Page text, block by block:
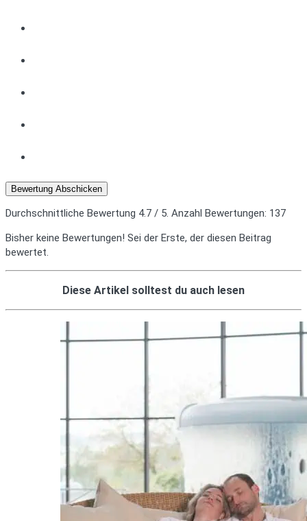
Bewertung Abschicken
Durchschnittliche Bewertung 4.7 / 5. Anzahl Bewertungen: 137
Bisher keine Bewertungen! Sei der Erste, der diesen Beitrag
bewertet.
Diese Artikel solltest du auch lesen